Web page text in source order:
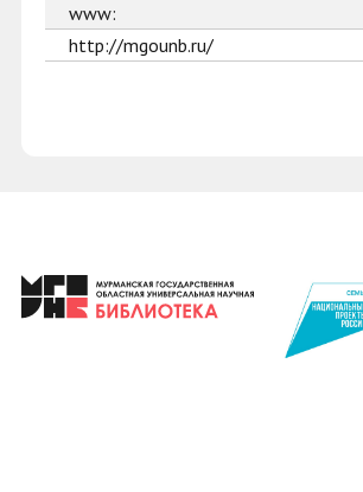
www:
http://mgounb.ru/